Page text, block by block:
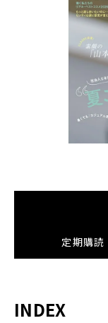
定期購読
INDEX